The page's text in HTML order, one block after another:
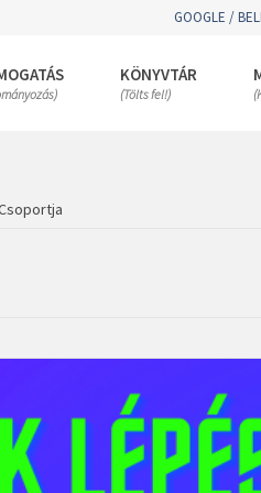
GOOGLE /
KÖNYVTÁR
(Tölts fel!)